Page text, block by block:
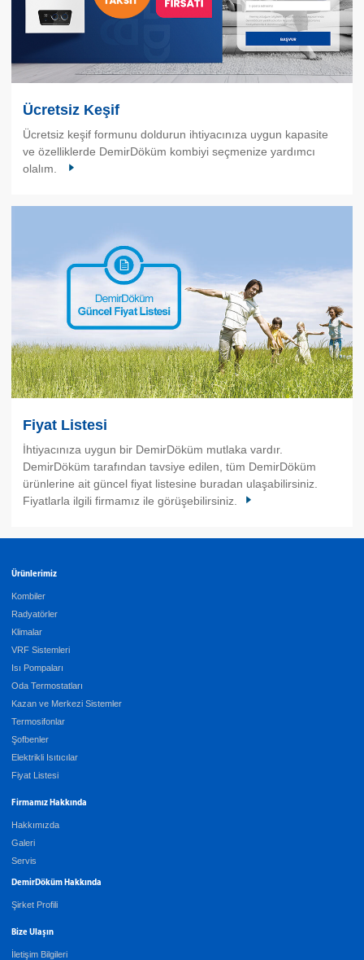
Ücretsiz Keşif
Ücretsiz keşif formunu doldurun ihtiyacınıza uygun kapasite
ve özelliklerde DemirDöküm kombiyi seçmenize yardımcı
olalım.
Fiyat Listesi
İhtiyacınıza uygun bir DemirDöküm mutlaka vardır.
DemirDöküm tarafından tavsiye edilen, tüm DemirDöküm
ürünlerine ait güncel fiyat listesine buradan ulaşabilirsiniz.
Fiyatlarla ilgili firmamız ile görüşebilirsiniz.
Ürünlerimiz
Kombiler
Radyatörler
Klimalar
VRF Sistemleri
Isı Pompaları
Oda Termostatları
Kazan ve Merkezi Sistemler
Termosifonlar
Şofbenler
Elektrikli Isıtıcılar
Fiyat Listesi
Firmamız Hakkında
Hakkımızda
Galeri
Servis
DemirDöküm Hakkında
Şirket Profili
Bize Ulaşın
İletişim Bilgileri